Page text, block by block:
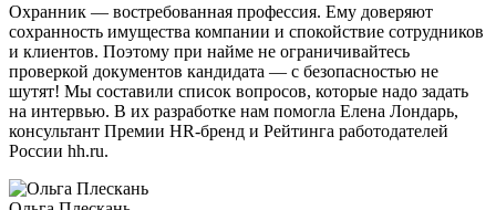
Охранник — востребованная профессия. Ему доверяют
сохранность имущества компании и спокойствие сотрудников
и клиентов. Поэтому при найме не ограничивайтесь
проверкой документов кандидата — с безопасностью не
шутят! Мы составили список вопросов, которые надо задать
на интервью. В их разработке нам помогла Елена Лондарь,
консультант Премии HR-бренд и Рейтинга работодателей
России hh.ru.